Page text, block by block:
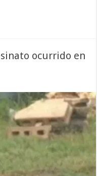
ocurrido en